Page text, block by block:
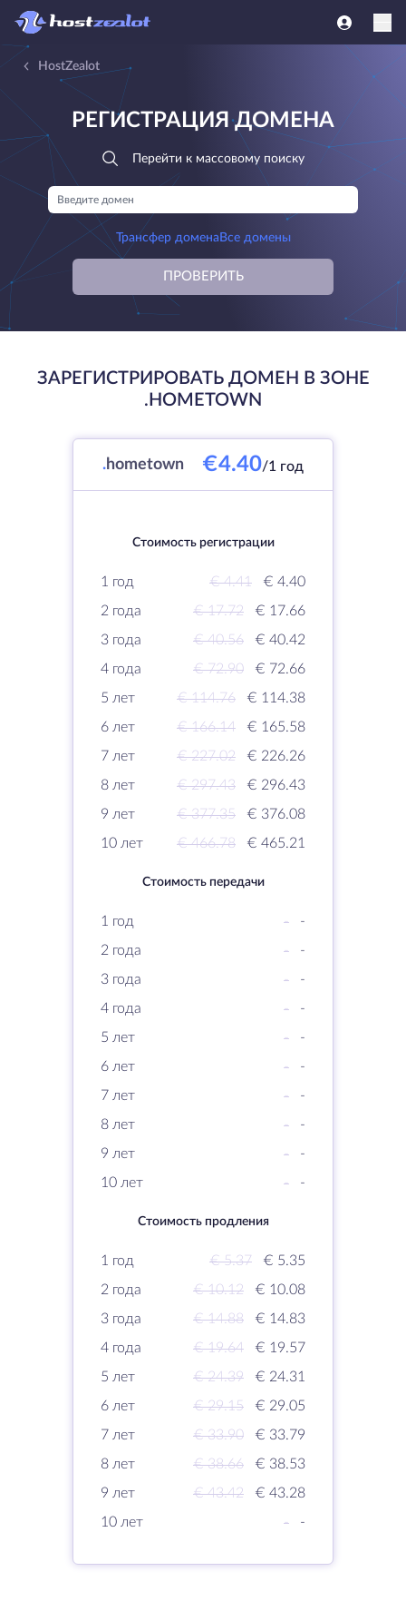
HostZealot
РЕГИСТРАЦИЯ ДОМЕНА
Перейти к массовому поиску
Трансфер домена Все домены
ПРОВЕРИТЬ
ЗАРЕГИСТРИРОВАТЬ ДОМЕН В ЗОНЕ
.HOMETOWN
.hometown €4.40/1 год
Стоимость регистрации
1 год € 4.41
€ 4.40
2 года
€ 17.72
€ 17.66
3 года
€ 40.56
€ 40.42
4 года
€ 72.90
€ 72.66
5 лет
€ 114.76
€ 114.38
6 лет
€ 166.14
€ 165.58
7 лет
€ 227.02
€ 226.26
8 лет
€ 297.43
€ 296.43
9 лет
€ 377.35
€ 376.08
10 лет
€ 466.78 € 465.21
Стоимость передачи
1 год -
-
2 года
-
-
3 года
-
-
4 года
-
-
5 лет
-
-
6 лет
-
-
7 лет
-
-
8 лет
-
-
9 лет
-
-
10 лет
- -
Стоимость продления
1 год € 5.37
€ 5.35
2 года
€ 10.12
€ 10.08
3 года
€ 14.88
€ 14.83
4 года
€ 19.64
€ 19.57
5 лет
€ 24.39
€ 24.31
6 лет
€ 29.15
€ 29.05
7 лет
€ 33.90
€ 33.79
8 лет
€ 38.66
€ 38.53
9 лет
€ 43.42
€ 43.28
10 лет
- -